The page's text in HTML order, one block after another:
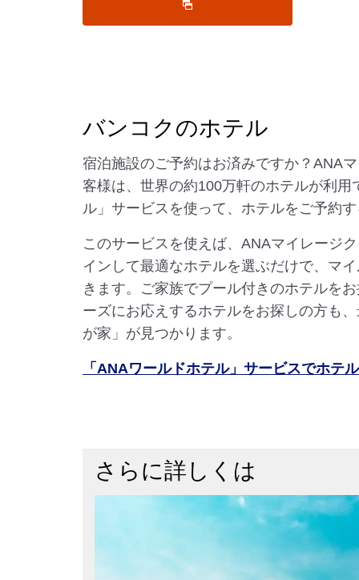
バンコクのホテル
宿泊施設のご予約はお済みですか？ANA
客様は、世界の約100万軒のホテルが利用
ル」サービスを使って、ホテルをご予約
このサービスを使えば、ANAマイレージ
インして最適なホテルを選ぶだけで、マ
きます。ご家族でプール付きのホテルを
ーズにお応えするホテルをお探しの方も
が家」が見つかります。
「ANAワールドホテル」サービスでホテ
さらに詳しくは